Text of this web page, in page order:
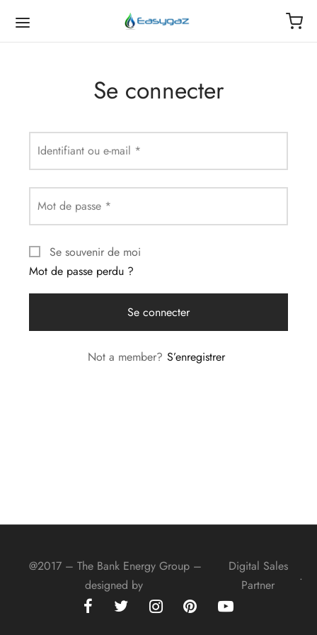
Se connecter
Identifiant ou e-mail *
Mot de passe *
Se souvenir de moi
Mot de passe perdu ?
Se connecter
Not a member? S’enregistrer
@2017 – The Bank Energy Group –
designed by
Digital Sales
Partner
.
services
de gaz
clients
Bank Energy Group
compte
du compte
passe perdu